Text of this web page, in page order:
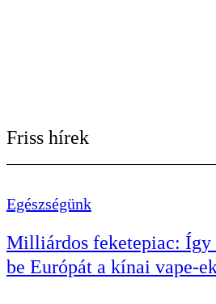
Friss hírek
Egészségünk
Milliárdos feketepiac: Így
be Európát a kínai vape-